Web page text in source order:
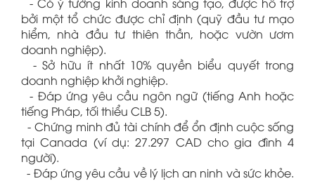
bởi một tổ chức được chỉ định (quỹ đầu tư mạo
hiểm, nhà đầu tư thiên thần, hoặc vườn ươm
doanh nghiệp).
- Sở hữu ít nhất 10% quyền biểu quyết trong
doanh nghiệp khởi nghiệp.
- Đáp ứng yêu cầu ngôn ngữ (tiếng Anh hoặc
tiếng Pháp, tối thiểu CLB 5).
- Chứng minh đủ tài chính để ổn định cuộc sống
tại Canada (ví dụ: 27.297 CAD cho gia đình 4
người).
- Đáp ứng yêu cầu về lý lịch an ninh và sức khỏe.